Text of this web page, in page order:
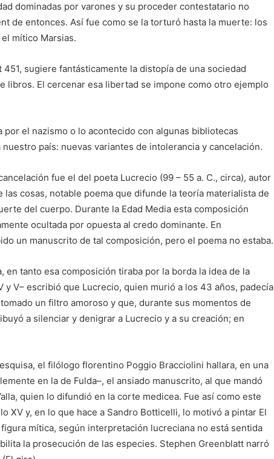
dominadas por varones y su proceder contestatario no
de entonces. Así fue como se la torturó hasta la muerte: los
mítico Marsias.
sugiere fantásticamente la distopía de una sociedad
libros. El cercenar esa libertad se impone como otro ejemplo
el nazismo o lo acontecido con algunas bibliotecas
país: nuevas variantes de intolerancia y cancelación.
fue el del poeta Lucrecio (99 – 55 a. C., circa), autor
cosas, notable poema que difunde la teoría materialista de
del cuerpo. Durante la Edad Media esta composición
ocultada por opuesta al credo dominante. En
un manuscrito de tal composición, pero el poema no estaba.
en tanto esa composición tiraba por la borda la idea de la
y V– escribió que Lucrecio, quien murió a los 43 años, padecía
un filtro amoroso y que, durante sus momentos de
a silenciar y denigrar a Lucrecio y a su creación; en
el filólogo florentino Poggio Bracciolini hallara, en una
en la de Fulda–, el ansiado manuscrito, al que mandó
quien lo difundió en la corte medicea. Fue así como este
XV y, en lo que hace a Sandro Botticelli, lo motivó a pintar El
mítica, según interpretación lucreciana no está sentida
la prosecución de las especies. Stephen Greenblatt narró